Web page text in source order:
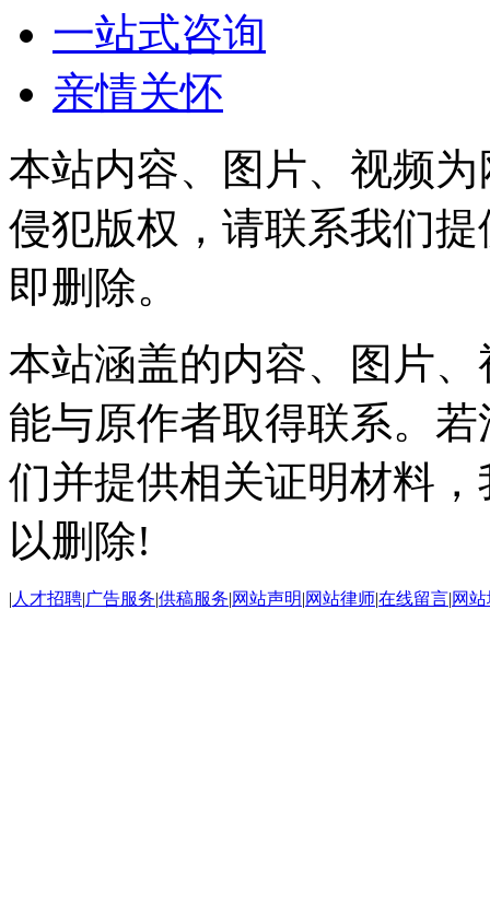
一站式咨询
亲情关怀
本站内容、图片、视频
侵犯版权，请联系我们
即删除。
本站涵盖的内容、图片
能与原作者取得联系。
们并提供相关证明材料
以删除!
|人才招聘|广告服务|供稿服务|网站声明|网站律师|在线留言|网